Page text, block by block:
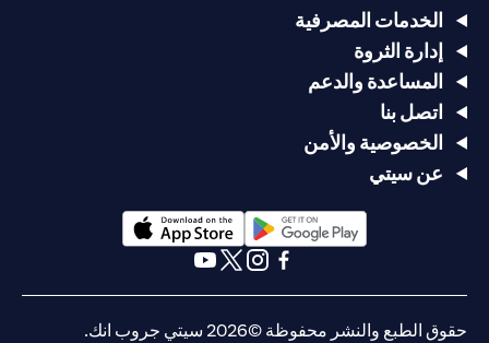
الخدمات المصرفية
إدارة الثروة
المساعدة والدعم
اتصل بنا
الخصوصية والأمن
عن سيتي
opens in a new tab
opens in a new tab
حقوق الطبع والنشر محفوظة ©2026 سيتي جروب انك.